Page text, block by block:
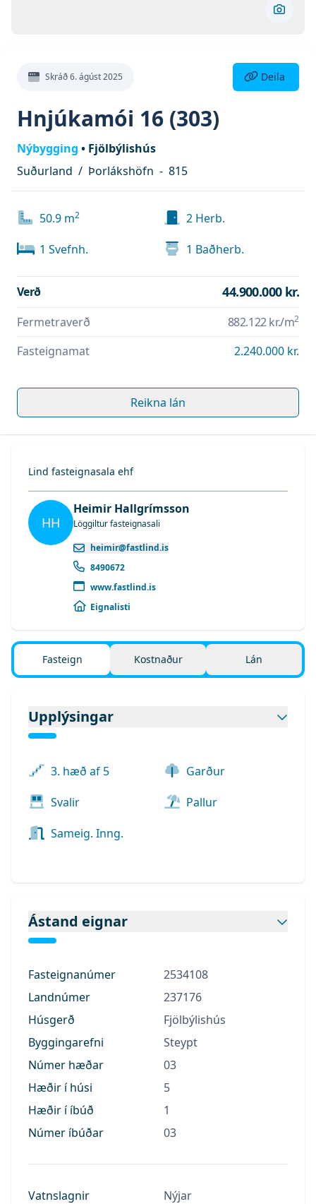
Skoða
Skráð6. ágúst 2025 Deila eign
Deila
Hnjúkamói 16 (303)
Nýbygging • Fjölbýlishús
Suðurland / Þorlákshöfn - 815
50.9 m2 2 Herb.
1 Svefnh. 1 Baðherb.
Verð 44.900.000 kr.
Fermetraverð 882.122 kr./m2
Fasteignamat 2.240.000 kr.
Reikna lán
Lind fasteignasala ehf
HH
Heimir Hallgrímsson
Löggiltur fasteignasali
heimir@fastlind.is
8490672
www.fastlind.is
Eignalisti
Fasteign Kostnaður Lán
Upplýsingar
3. hæð af 5
Garður
Svalir
Pallur
Sameig. Inng.
Ástand eignar
Fasteignanúmer
2534108
Landnúmer
237176
Húsgerð
Fjölbýlishús
Byggingarefni
Steypt
Númer hæðar
03
Hæðir í húsi
5
Hæðir í íbúð
1
Númer íbúðar
03
Vatnslagnir
Nýjar